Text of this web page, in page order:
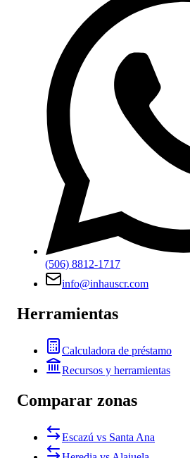
(506) 8812-1717
info@inhauscr.com
Herramientas
Calculadora de préstamo
Recursos y herramientas
Comparar zonas
Escazú vs Santa Ana